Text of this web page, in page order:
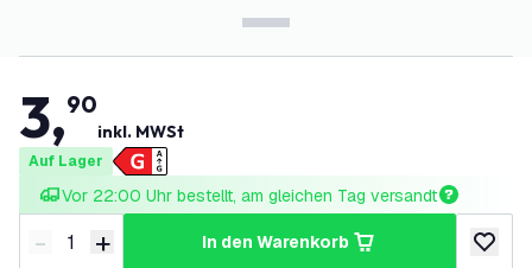
3,90
inkl. MWSt
Auf Lager
Vor 22:00 Uhr bestellt, am gleichen Tag versandt
Menge verringern
- Menge erhöhen
+ in den Warenkorb
zur